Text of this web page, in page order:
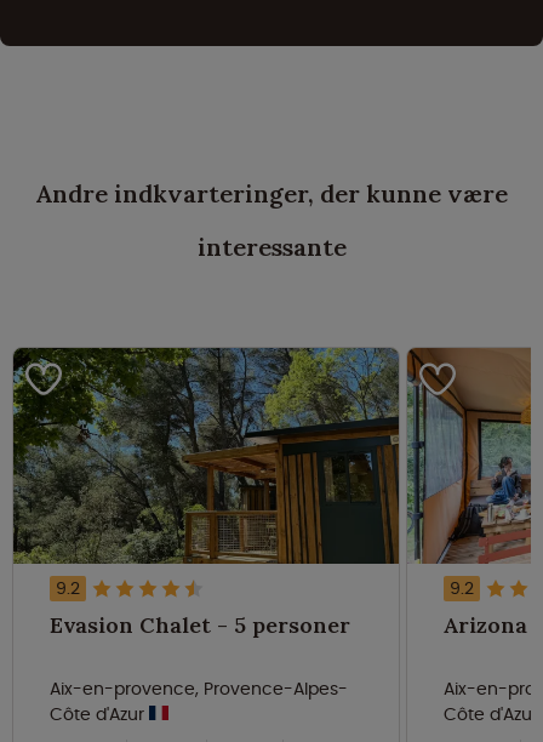
Andre indkvarteringer, der kunne være
interessante
9.2
Evasion Chalet - 5 personer
Aix-en-provence, Provence-Alpes-
Côte d'Azur
9.2
Aix-en-
Côte d'Azur